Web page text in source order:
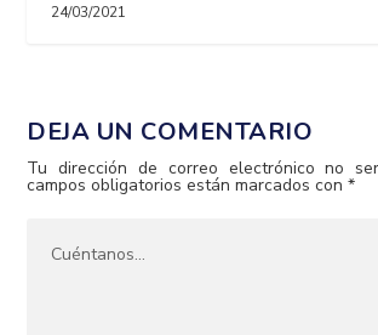
24/03/2021
DEJA UN COMENTARIO
Tu dirección de correo electrónico no
campos obligatorios están marcados con*